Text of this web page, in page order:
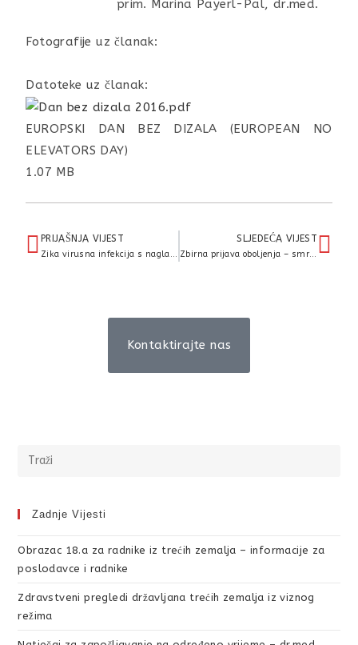
prim. Marina Payerl-Pal, dr.med.
Fotografije uz članak:
Datoteke uz članak:
EUROPSKI DAN BEZ DIZALA (EUROPEAN NO
ELEVATORS DAY)
1.07 MB
PRIJAŠNJA VIJEST SLJEDEĆA VIJEST
Zbirna prijava oboljenja – smrti od gripe
Kontaktirajte nas
Zadnje Vijesti
Obrazac 18.a za radnike iz trećih zemalja – informacije za
poslodavce i radnike
Zdravstveni pregledi državljana trećih zemalja iz viznog
režima